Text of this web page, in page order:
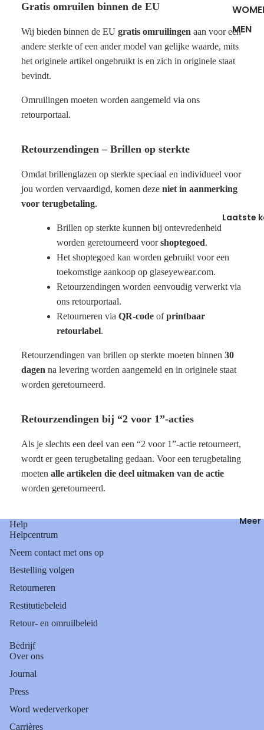
MEN
Laatste
Meer
Gratis omruilen binnen de EU
Wij bieden binnen de EU gratis omruilingen aan voor een
andere sterkte of een ander model van gelijke waarde, mits
het originele artikel ongebruikt is en zich in originele staat
bevindt.
Omruilingen moeten worden aangemeld via ons
retourportaal.
Retourzendingen – Brillen op sterkte
Omdat brillenglazen op sterkte speciaal en individueel voor
jou worden vervaardigd, komen deze niet in aanmerking
voor terugbetaling.
Brillen op sterkte kunnen bij ontevredenheid
worden geretourneerd voorshoptegoed.
Het shoptegoed kan worden gebruikt voor een
toekomstige aankoop op glaseyewear.com.
Retourzendingen worden eenvoudig verwerkt via
ons retourportaal.
Retourneren via QR-code ofprintbaar
retourlabel.
Retourzendingen van brillen op sterkte moeten binnen 30
dagen na levering worden aangemeld en in originele staat
worden geretourneerd.
Retourzendingen bij “2 voor 1”-acties
Als je slechts een deel van een “2 voor 1”-actie retourneert,
wordt er geen terugbetaling gedaan. Voor een terugbetaling
moeten alle artikelen die deel uitmaken van de actie
worden geretourneerd.
Help
Helpcentrum
Neem contact met ons op
Bestelling volgen
Retourneren
Restitutiebeleid
Retour- en omruilbeleid
Bedrijf
Over ons
Journal
Press
Word wederverkoper
Carrières